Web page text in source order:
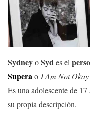
SydneyoSydes el
Superao I Am Not
Es una adolescente de
su propia descripción.